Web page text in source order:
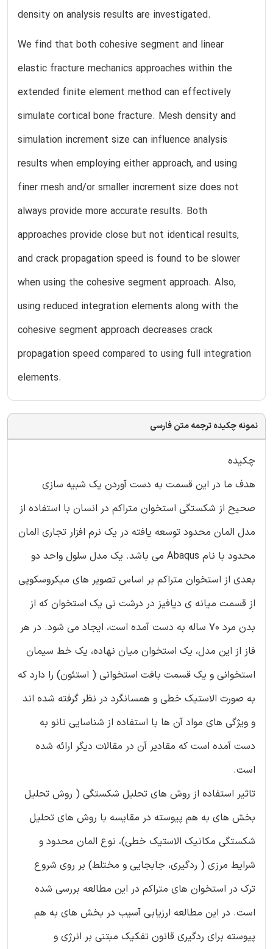
density on analysis results are investigated.
We find that both cohesive segment and linear
elastic fracture mechanics approaches within the
extended finite element method can effectively
simulate cortical bone fracture. Mesh density and
simulation increment size can influence analysis
results when employing either approach, and using
finer mesh and/or smaller increment size does not
always provide more accurate results. Both
approaches provide close but not identical results,
and crack propagation speed is found to be slower
when using the cohesive segment approach. Also,
using reduced integration elements along with the
cohesive segment approach decreases crack
propagation speed compared to using full integration
elements.
نمونه چکیده ترجمه متن فارسی
چکیده
هدف ما در این قسمت به دست آوردن یک شبیه سازی
صحیح از شکستگی استخوان متراکم در انسان با استفاده از
مدل المان محدود توسعه یافته در یک نرم افزار تجاری المان
محدود با نام Abaqus می باشد. یک مدل سلول واحد دو
بعدی از استخوان متراکم بر اساس تصویر های میکروسکوپی
از قسمت میانه ی دیافیز در درشت نی یک استخوان که از
بدن مرد 70 ساله به دست آمده است، ایجاد می شود. در هر
فاز از این مدل، یک استخوان میان نهاده، یک خط سیمان
استخوانی و یک قسمت بافت استخوانی ( استئون) را دارد که
به صورت الاستیک خطی و همسانگرد در نظر گرفته شده اند
و ویژگی های مواد آن ها با استفاده از شناسایی نانو به
دست آمده است که مقادیر آن در مقالات دیگر ارائه شده
است.
تاثیر استفاده از روش های تحلیل شکستگی ( روش تحلیل
بخش های به هم پیوسته در مقایسه با روش های تحلیل
شکستگی مکانیک الاستیک خطی)، نوع المان محدود و
شرایط مرزی ( ردگیری، جابجایی و مختلط) بر روی شروع
ترک در استخوان های متراکم در این مطالعه بررسی شده
است. در این مطالعه ارزیابی آسیب در بخش های به هم
پیوسته برای ردگیری قانون تفکیک مبتنی بر انرژی و